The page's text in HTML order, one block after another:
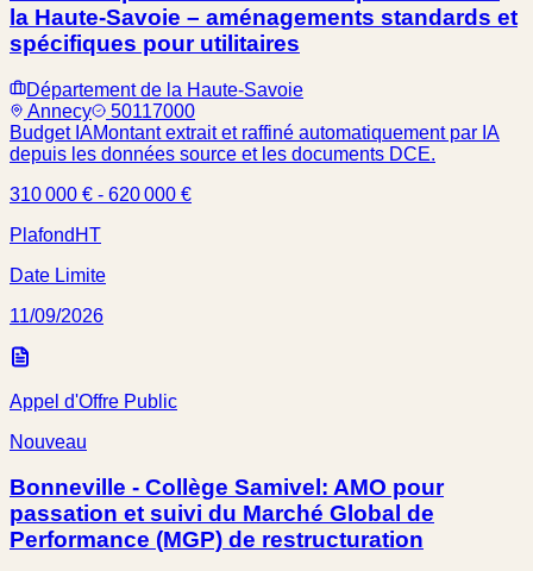
la Haute-Savoie – aménagements standards et
spécifiques pour utilitaires
Département de la Haute-Savoie
Annecy
50117000
Budget IAMontant extrait et raffiné automatiquement par IA
depuis les données source et les documents DCE.
310 000 € - 620 000 €
Plafond HT
Date Limite
11/09/2026
Appel d'Offre Public
Nouveau
Bonneville - Collège Samivel: AMO pour
passation et suivi du Marché Global de
Performance (MGP) de restructuration